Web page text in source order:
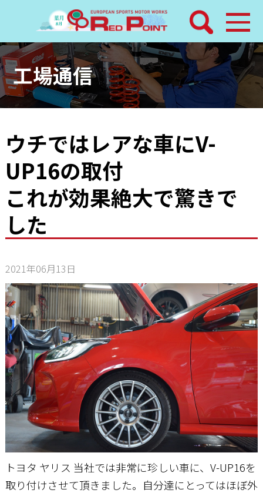
検索
ホーム
トピックス
レッドポイントパーツ
その他サービス
店舗案内
工場通信
お問い合わせ
工場通信
ウチではレアな車にV-
UP16の取付
これが効果絶大で驚きで
した
2021年06月13日
トヨタ ヤリス 当社では非常に珍しい車に、V-UP16を
取り付けさせて頂きました。自分達にとってはほぼ外